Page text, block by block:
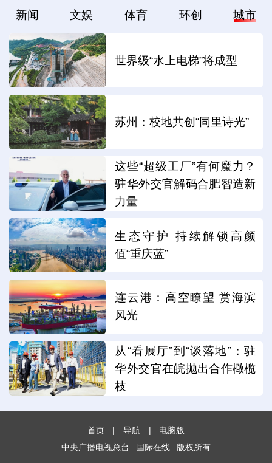
新闻 文娱 体育 环创 城市
世界级“水上电梯”将成型
苏州：校地共创“同里诗光”
这些“超级工厂”有何魔力？
驻华外交官解码合肥智造新
力量
生态守护 持续解锁高颜
值“重庆蓝”
连云港：高空瞭望 赏海滨
风光
从“看展厅”到“谈落地”：驻
华外交官在皖抛出合作橄榄
枝
首页 | 导航 |
电脑版
中央广播电视总台
国际在线 版权所有